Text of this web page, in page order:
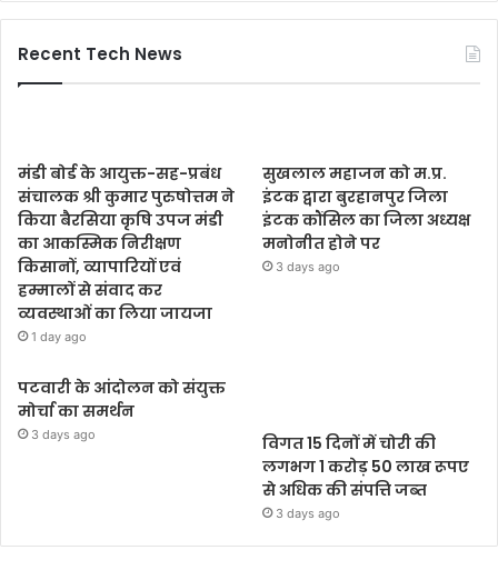
Recent Tech News
मंडी बोर्ड के आयुक्त-सह-प्रबंध
संचालक श्री कुमार पुरुषोत्तम ने
किया बैरसिया कृषि उपज मंडी
का आकस्मिक निरीक्षण
किसानों, व्यापारियों एवं
हम्मालों से संवाद कर
व्यवस्थाओं का लिया जायजा
1 day ago
सुखलाल महाजन को म.प्र.
इंटक द्वारा बुरहानपुर जिला
इंटक कौंसिल का जिला अध्यक्ष
मनोनीत होने पर
3 days ago
पटवारी के आंदोलन को संयुक्त
मोर्चा का समर्थन
3 days ago
विगत 15 दिनों में चोरी की
लगभग 1 करोड़ 50 लाख रूपए
से अधिक की संपत्ति जब्‍त
3 days ago